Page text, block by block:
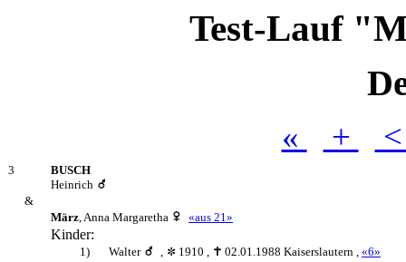
Test-Lauf
« +
3
BUSCH
Heinrich
&
März,Anna Margaretha «aus 21»
Kinder:
1) Walter , 1910 , 02.01.1988 Kaiserslautern , «6»